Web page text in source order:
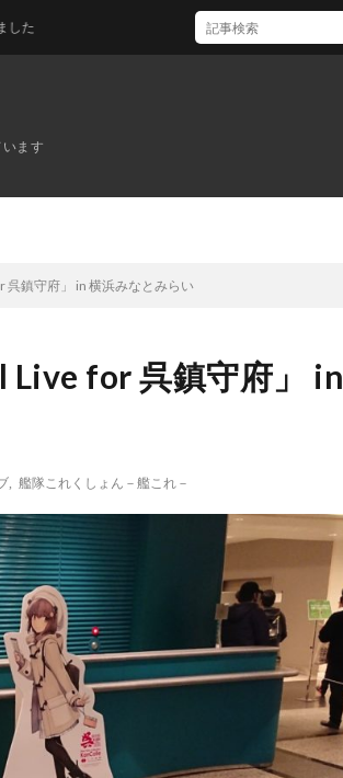
ます
呉鎮守府」 in 横浜みなとみらい
Live for 呉鎮守府」 in
艦隊これくしょん－艦これ－